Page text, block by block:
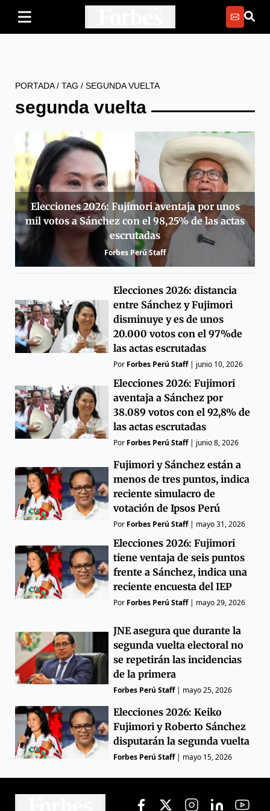
PORTADA/ TAG / SEGUNDA VUELTA
segunda vuelta
Elecciones 2026: Fujimori aventaja por unos
mil votos a Sánchez con el 98,25% de las actas
escrutadas
Forbes Perú Staff
Elecciones 2026: distancia
entre Sánchez y Fujimori
disminuye y es de unos
20.000 votos con el 97%de
las actas escrutadas
Por Forbes Perú Staff| junio 10, 2026
Elecciones 2026: Fujimori
aventaja a Sánchez por
38.089 votos con el 92,8% de
las actas escrutadas
Por Forbes Perú Staff| junio 8, 2026
Fujimori y Sánchez están a
menos de tres puntos, indica
reciente simulacro de
votación de Ipsos Perú
Por Forbes Perú Staff| mayo 31, 2026
Elecciones 2026: Fujimori
tiene ventaja de seis puntos
frente a Sánchez, indica una
reciente encuesta del IEP
Por Forbes Perú Staff| mayo 29, 2026
JNE asegura que durante la
segunda vuelta electoral no
se repetirán las incidencias
de la primera
Forbes Perú Staff| mayo 25, 2026
Elecciones 2026: Keiko
Fujimori y Roberto Sánchez
disputarán la segunda vuelta
Forbes Perú Staff| mayo 15, 2026